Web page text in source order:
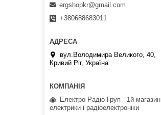
ergshopkr@gmail.com
+380688683011
вул.Володимира Великого, 40,
Кривий Ріг, Україна
Електро Радіо Груп - 1й магазин
електрики і радіоелектроніки